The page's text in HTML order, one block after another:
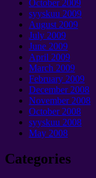
October2009
syyskuu 2009
August 2009
July 2009
June 2009
April 2009
March 2009
February 2009
December2008
November2008
October2008
syyskuu 2008
May 2008
Categories